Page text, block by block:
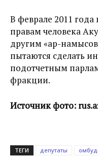
В феврале 2011
правам человека
другим «ар-
пытаются сделать
подотчетным
фракции.
Источник фото:
ТЕГИ депутаты